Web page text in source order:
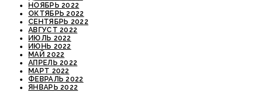
НОЯБРЬ 2022
ОКТЯБРЬ 2022
СЕНТЯБРЬ 2022
АВГУСТ 2022
ИЮЛЬ 2022
ИЮНЬ 2022
МАЙ 2022
АПРЕЛЬ 2022
МАРТ 2022
ФЕВРАЛЬ 2022
ЯНВАРЬ 2022